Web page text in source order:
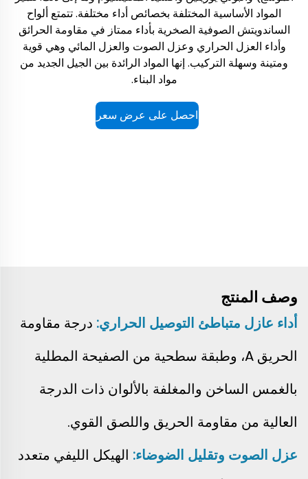
المواد الأساسية المختلفة بخصائص أداء مختلفة. تتمتع ألواح
الساندويتش الصوفية الصخرية بأداء ممتاز في مقاومة الحرائق
وأداء العزل الحراري وعزل الصوت والعزل المائي وهي قوية
ومتينة وسهلة التركيب. إنها المواد الرائدة بين الجيل الجديد من
مواد البناء.
احصل على عرض سعر
وصف المنتج
أداء عازل متباطئ التوصيل الحراري: درجة مقاومة
الحريق A، وطبقة سطحية من الصفيحة المطلية
بالغمس الساخن والمغلفة بالألوان ذات الدرجة
العالية من مقاومة الحريق واللصق القوي.
عزل الصوت وتقليل الضوضاء: الهيكل الليفي متعدد